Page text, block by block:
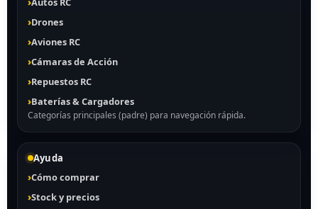
Drones
Aviones RC
Cámaras de Acción
Repuestos RC
Baterías & Cargadores
Categorías principales (padre) para navegación rápida.
Ayuda
Cómo comprar
Stock y precios